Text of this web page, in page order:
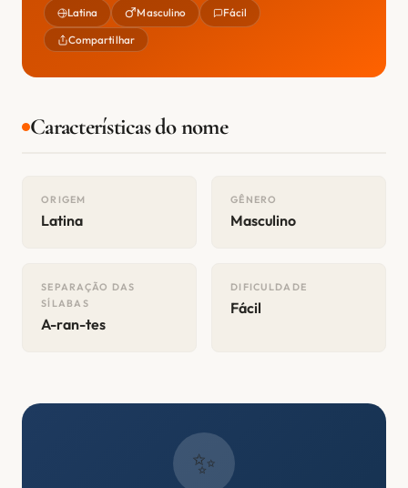
Latina Masculino Fácil
Compartilhar
Características do nome
ORIGEM
Latina
GÊNERO
Masculino
SEPARAÇÃO DAS
SÍLABAS
A-ran-tes
DIFICULDADE
Fácil
✨